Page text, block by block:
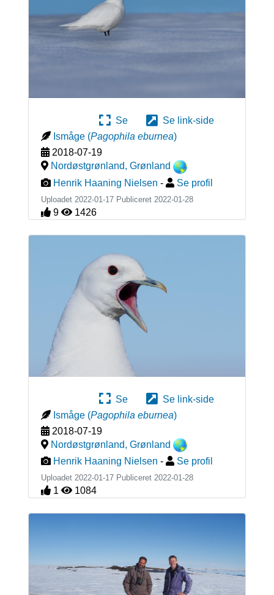
Se
Se link-side
Ismåge (Pagophila eburnea)
2018-07-19
Nordøstgrønland, Grønland
Henrik Haaning Nielsen - Se profil
Uploadet 2022-01-17 Publiceret 2022-01-28
9 1426
Se
Se link-side
Ismåge (Pagophila eburnea)
2018-07-19
Nordøstgrønland, Grønland
Henrik Haaning Nielsen - Se profil
Uploadet 2022-01-17 Publiceret 2022-01-28
1 1084